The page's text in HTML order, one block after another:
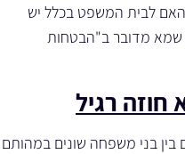
לבית המשפט בכלל יש
שמא מדובר ב"הבטחות
חוזה רגיל
בני משפחה שונים במהותם